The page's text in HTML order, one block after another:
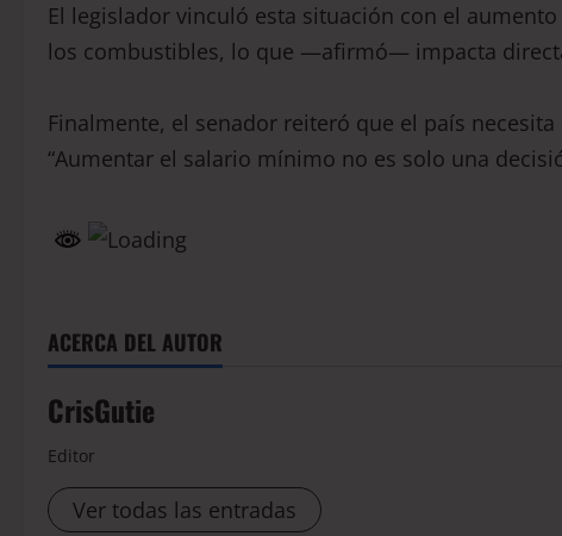
El legislador vinculó esta situación con el
los combustibles, lo que —afirmó— impacta
Finalmente, el senador reiteró que el país
“Aumentar el salario mínimo no es solo una
ACERCA DEL AUTOR
CrisGutie
Editor
Ver todas las entradas